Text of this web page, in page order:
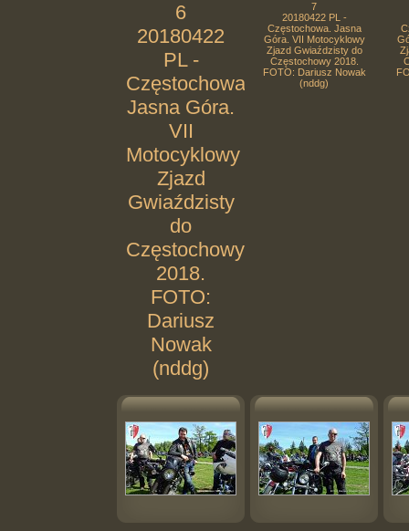
6
20180422
PL -
Częstochowa.
Jasna Góra.
VII
Motocyklowy
Zjazd
Gwiaździsty
do
Częstochowy
2018.
FOTO:
Dariusz
Nowak
(nddg)
7
20180422 PL -
Częstochowa. Jasna
Góra. VII Motocyklowy
Zjazd Gwiaździsty do
Częstochowy 2018.
FOTO: Dariusz Nowak
(nddg)